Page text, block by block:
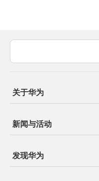
关于华为
新闻与活动
发现华为